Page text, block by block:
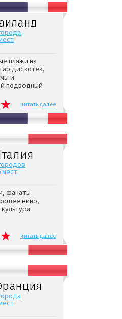
пляжи на
дискотек,
и
подводный
читать далее
мест
фанаты
вино,
читать далее